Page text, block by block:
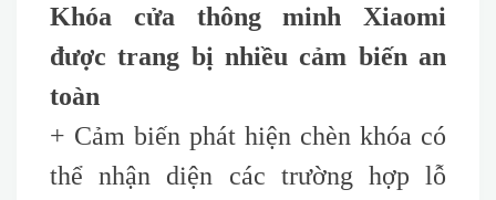
Khóa cửa thông minh Xiaomi
được trang bị nhiều cảm biến an
toàn
+ Cảm biến phát hiện chèn khóa có
thể nhận diện các trường hợp lỗ